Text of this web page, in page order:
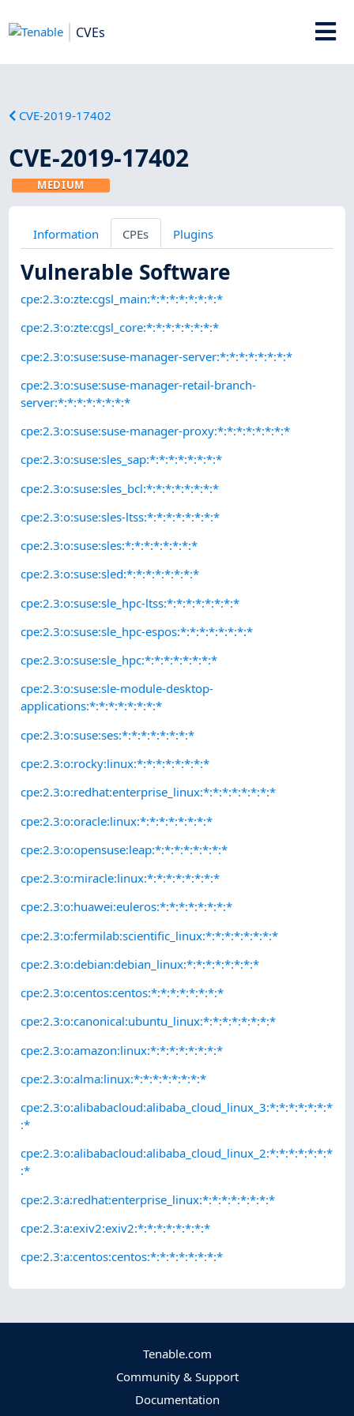
CVEs
CVE-2019-17402
CVE-2019-17402
MEDIUM
Information CPEs Plugins
Vulnerable Software
cpe:2.3:o:zte:cgsl_main:*:*:*:*:*:*:*:*
cpe:2.3:o:zte:cgsl_core:*:*:*:*:*:*:*:*
cpe:2.3:o:suse:suse-manager-server:*:*:*:*:*:*:*:*
cpe:2.3:o:suse:suse-manager-retail-branch-
server:*:*:*:*:*:*:*:*
cpe:2.3:o:suse:suse-manager-proxy:*:*:*:*:*:*:*:*
cpe:2.3:o:suse:sles_sap:*:*:*:*:*:*:*:*
cpe:2.3:o:suse:sles_bcl:*:*:*:*:*:*:*:*
cpe:2.3:o:suse:sles-ltss:*:*:*:*:*:*:*:*
cpe:2.3:o:suse:sles:*:*:*:*:*:*:*:*
cpe:2.3:o:suse:sled:*:*:*:*:*:*:*:*
cpe:2.3:o:suse:sle_hpc-ltss:*:*:*:*:*:*:*:*
cpe:2.3:o:suse:sle_hpc-espos:*:*:*:*:*:*:*:*
cpe:2.3:o:suse:sle_hpc:*:*:*:*:*:*:*:*
cpe:2.3:o:suse:sle-module-desktop-
applications:*:*:*:*:*:*:*:*
cpe:2.3:o:suse:ses:*:*:*:*:*:*:*:*
cpe:2.3:o:rocky:linux:*:*:*:*:*:*:*:*
cpe:2.3:o:redhat:enterprise_linux:*:*:*:*:*:*:*:*
cpe:2.3:o:oracle:linux:*:*:*:*:*:*:*:*
cpe:2.3:o:opensuse:leap:*:*:*:*:*:*:*:*
cpe:2.3:o:miracle:linux:*:*:*:*:*:*:*:*
cpe:2.3:o:huawei:euleros:*:*:*:*:*:*:*:*
cpe:2.3:o:fermilab:scientific_linux:*:*:*:*:*:*:*:*
cpe:2.3:o:debian:debian_linux:*:*:*:*:*:*:*:*
cpe:2.3:o:centos:centos:*:*:*:*:*:*:*:*
cpe:2.3:o:canonical:ubuntu_linux:*:*:*:*:*:*:*:*
cpe:2.3:o:amazon:linux:*:*:*:*:*:*:*:*
cpe:2.3:o:alma:linux:*:*:*:*:*:*:*:*
cpe:2.3:o:alibabacloud:alibaba_cloud_linux_3:*:*:*:*:*:*:*
:*
cpe:2.3:o:alibabacloud:alibaba_cloud_linux_2:*:*:*:*:*:*:*
:*
cpe:2.3:a:redhat:enterprise_linux:*:*:*:*:*:*:*:*
cpe:2.3:a:exiv2:exiv2:*:*:*:*:*:*:*:*
cpe:2.3:a:centos:centos:*:*:*:*:*:*:*:*
Tenable.com
Community & Support
Documentation